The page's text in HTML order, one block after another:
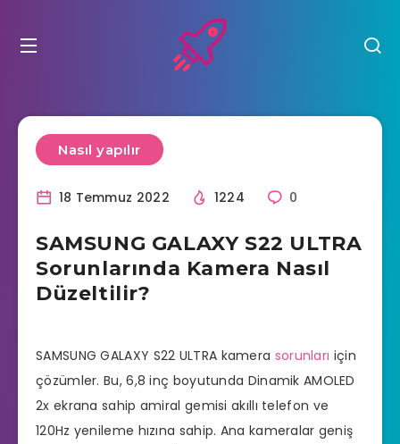
Nasıl yapılır
18 Temmuz 2022 1224 0
SAMSUNG GALAXY S22 ULTRA
Sorunlarında Kamera Nasıl
Düzeltilir?
SAMSUNG GALAXY S22 ULTRA kamera sorunları için
çözümler. Bu, 6,8 inç boyutunda Dinamik AMOLED
2x ekrana sahip amiral gemisi akıllı telefon ve
120Hz yenileme hızına sahip. Ana kameralar geniş